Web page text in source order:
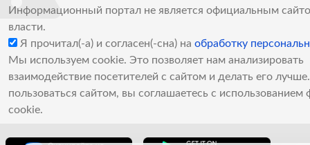
Информационный портал не является официальным
власти.
Я прочитал(-а) и согласен(-сна) на обработку
Мы используем cookie. Это позволяет нам анализировать
взаимодействие посетителей с сайтом и делать его
пользоваться сайтом, вы соглашаетесь с использованием
cookie.